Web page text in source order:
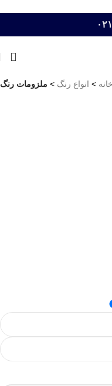
۸
خانه > انواع رنگ > ملزومات رنگ